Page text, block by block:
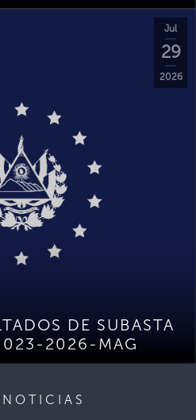
Jul
29
2026
DE SUBASTA
023-2026-MAG
NOTICIAS